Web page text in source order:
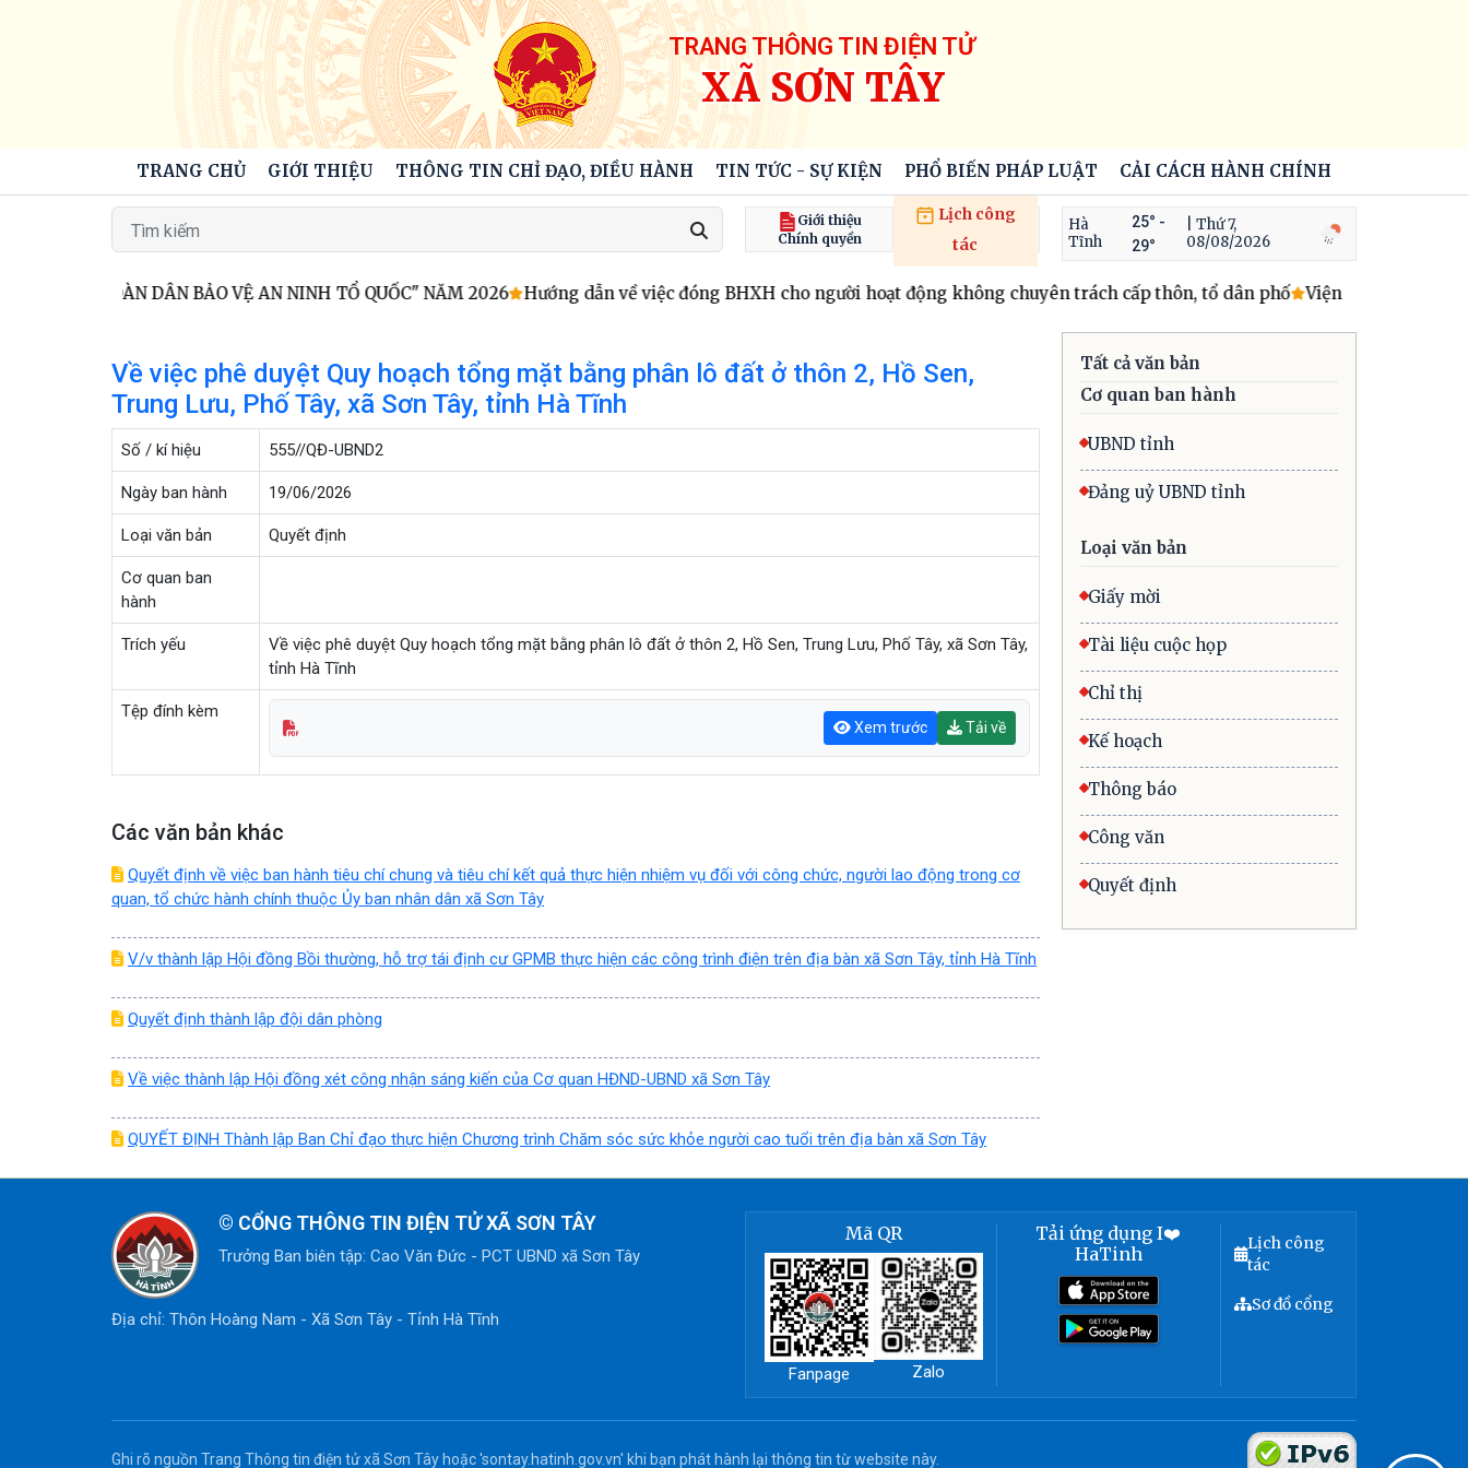
TRANG THÔNG TIN ĐIỆN TỬ
XÃ SƠN TÂY
TRANG CHỦ GIỚI THIỆU THÔNG TIN CHỈ ĐẠO, ĐIỀU HÀNH TIN TỨC - SỰ KIỆN PHỔ BIẾN PHÁP LUẬT CẢI CÁCH HÀNH CHÍNH
Giới thiệu
Chính quyền
Lịch công
tác
Hà
Tĩnh
25° -
29°
| Thứ 7,
08/08/2026
HỘI TOÀN DÂN BẢO VỆ AN NINH TỔ QUỐC" NĂM 2026 Hướng dẫn về việc đóng BHXH cho người hoạt động không chuyên trách cấp thôn, tổ dân phố Viện kiểm sát nhân
Về việc phê duyệt Quy hoạch tổng mặt bằng phân lô đất ở thôn 2, Hồ Sen,
Trung Lưu, Phố Tây, xã Sơn Tây, tỉnh Hà Tĩnh
Số / kí hiệu 555//QĐ-UBND2
Ngày ban hành 19/06/2026
Loại văn bản Quyết định
Cơ quan ban
hành
Trích yếu
Về việc phê duyệt Quy hoạch tổng mặt bằng phân lô đất ở thôn 2, Hồ Sen, Trung Lưu, Phố Tây, xã Sơn Tây,
tỉnh Hà Tĩnh
Tệp đính kèm
Xem trước Tải về
Các văn bản khác
Quyết định về việc ban hành tiêu chí chung và tiêu chí kết quả thực hiện nhiệm vụ đối với công chức, người lao động trong cơ
quan, tổ chức hành chính thuộc Ủy ban nhân dân xã Sơn Tây
V/v thành lập Hội đồng Bồi thường, hỗ trợ tái định cư GPMB thực hiện các công trình điện trên địa bàn xã Sơn Tây, tỉnh Hà Tĩnh
Quyết định thành lập đội dân phòng
Về việc thành lập Hội đồng xét công nhận sáng kiến của Cơ quan HĐND-UBND xã Sơn Tây
QUYẾT ĐỊNH Thành lập Ban Chỉ đạo thực hiện Chương trình Chăm sóc sức khỏe người cao tuổi trên địa bàn xã Sơn Tây
Tất cả văn bản
Cơ quan ban hành
UBND tỉnh
Đảng uỷ UBND tỉnh
Loại văn bản
Giấy mời
Tài liệu cuộc họp
Chỉ thị
Kế hoạch
Thông báo
Công văn
Quyết định
© CỔNG THÔNG TIN ĐIỆN TỬ XÃ SƠN TÂY
Trưởng Ban biên tập: Cao Văn Đức - PCT UBND xã Sơn Tây
Địa chỉ: Thôn Hoàng Nam - Xã Sơn Tây - Tỉnh Hà Tĩnh
Mã QR
Fanpage Zalo
Tải ứng dụng I❤️
HaTinh
Lịch công
tác
Sơ đồ cổng
Ghi rõ nguồn Trang Thông tin điện tử xã Sơn Tây hoặc 'sontay.hatinh.gov.vn' khi bạn phát hành lại thông tin từ website này.